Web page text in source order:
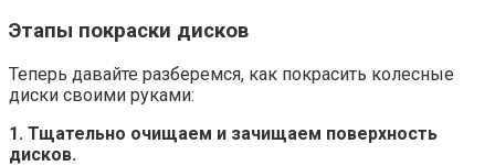
Этапы покраски дисков
Теперь давайте разберемся, как покрасить колесные
диски своими руками:
1. Тщательно очищаем и зачищаем поверхность
дисков.